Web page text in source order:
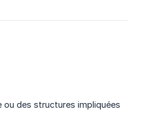
ou des structures impliquées